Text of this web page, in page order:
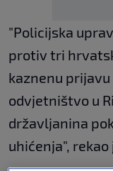
"Policijska
protiv tri
kaznenu
odvjetništvo u
državljanina
uhićenja", rekao